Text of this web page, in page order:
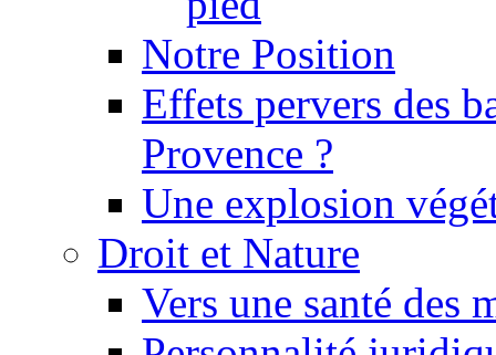
Notre Position
Effets pervers des
Provence ?
Une explosion
Droit et Nature
Vers une santé des